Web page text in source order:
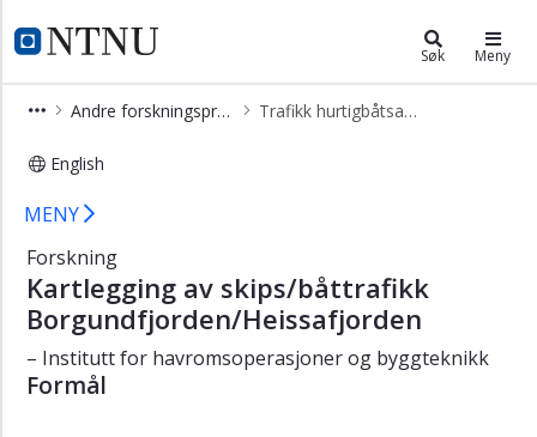
NTNU Hjemmeside
Institutt for havromsoperasjoner
Søk Meny
Andre forskningsprosjekter Trafikk hurtigbåtsamband
English
Skipstrafikk ved fergesambandet
×
Forskning
teknologi
Shipping
og
nautikk
Smart
infrastruktur
Andre
forskningsprosjekter
MENY
Forskning
Kartlegging av skips/båttrafikk
Borgundfjorden/Heissafjorden
– Institutt for havromsoperasjoner og byggteknikk
Formål